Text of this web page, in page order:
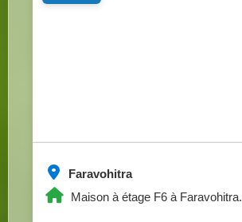
Faravohitra
Maison à étage F6 à Faravohitra.